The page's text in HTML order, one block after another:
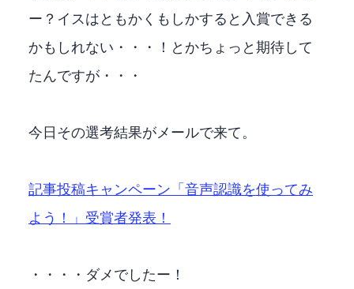
ー？イスはともかくもしかすると入賞できる
かもしれない・・・！とかちょっと期待して
たんですが・・・
今日その選考結果がメールで来て。
記事投稿キャンペーン「音声認識APIを使ってみ
よう！」受賞者発表！
・・・・ダメでしたー！